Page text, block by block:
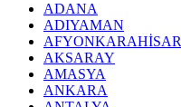
ADANA
ADIYAMAN
AFYONKARAHİSAR
AKSARAY
AMASYA
ANKARA